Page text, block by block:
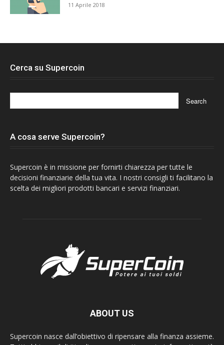
11 Aprile 2018
Cerca su Supercoin
A cosa serve Supercoin?
Supercoin è in missione per fornirti chiarezza per tutte le
decisioni finanziarie della tua vita. I nostri consigli ti facilitano la
scelta dei migliori prodotti bancari e servizi finanziari.
ABOUT US
Supercoin nasce dall’obiettivo di ripensare alla finanza assieme.